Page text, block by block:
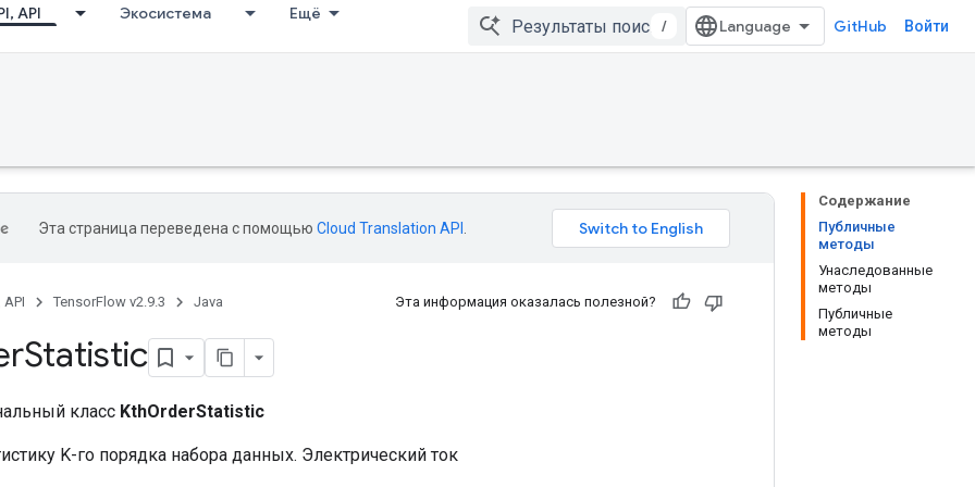
API Экосистема Ещё
/ GitHub Войти
Содержание
Публичные
методы
Унаследованные
методы
Публичные
методы
Эта страница переведена с помощью Cloud Translation API
API TensorFlow v2.9.3 Java Эта информация оказалась полезной?
Statistic
класс KthOrderStatistic
K-го порядка набора данных. Электрический ток